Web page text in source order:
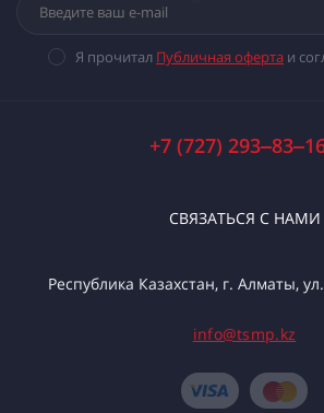
Я прочитал Публичная оферта и
+7 (727)
СВЯЗАТЬСЯ С НАМИ
Республика Казахстан, г. Алматы,
info@tsmp.kz